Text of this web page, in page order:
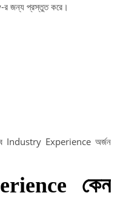
প্রস্তুত করে।
Industry Experience অর্জন
কেন